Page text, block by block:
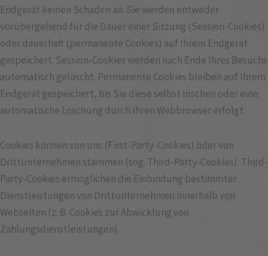
Endgerät keinen Schaden an. Sie werden entweder
vorübergehend für die Dauer einer Sitzung (Session-Cookies)
oder dauerhaft (permanente Cookies) auf Ihrem Endgerät
gespeichert. Session-Cookies werden nach Ende Ihres Besuchs
automatisch gelöscht. Permanente Cookies bleiben auf Ihrem
Endgerät gespeichert, bis Sie diese selbst löschen oder eine
automatische Löschung durch Ihren Webbrowser erfolgt.
Cookies können von uns (First-Party-Cookies) oder von
Drittunternehmen stammen (sog. Third-Party-Cookies). Third-
Party-Cookies ermöglichen die Einbindung bestimmter
Dienstleistungen von Drittunternehmen innerhalb von
Webseiten (z. B. Cookies zur Abwicklung von
Zahlungsdienstleistungen).